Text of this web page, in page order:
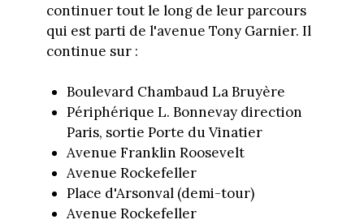
continuer tout le long de leur parcours
qui est parti de l'avenue Tony Garnier. Il
continue sur :
Boulevard Chambaud La Bruyère
Périphérique L. Bonnevay direction
Paris, sortie Porte du Vinatier
Avenue Franklin Roosevelt
Avenue Rockefeller
Place d'Arsonval (demi-tour)
Avenue Rockefeller